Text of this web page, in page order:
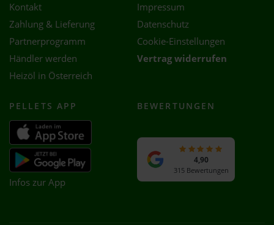
Kontakt
Zahlung & Lieferung
Partnerprogramm
Händler werden
Heizöl in Österreich
Impressum
Datenschutz
Cookie-Einstellungen
Vertrag widerrufen
PELLETS APP
Infos zur App
BEWERTUNGEN
4,90
315 Bewertungen